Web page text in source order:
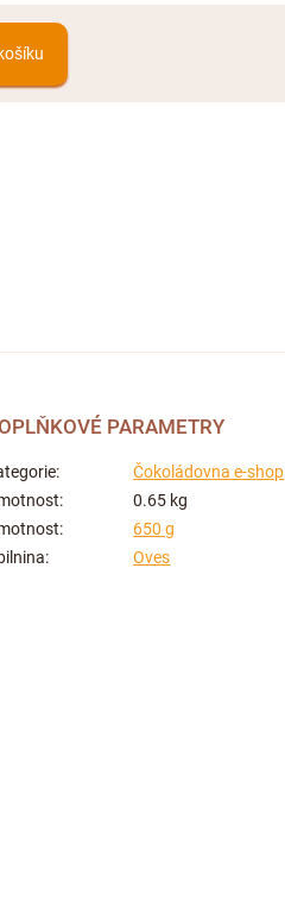
PARAMETRY
:
Čokoládovna e-shop
:
0.65 kg
:
650 g
: Oves